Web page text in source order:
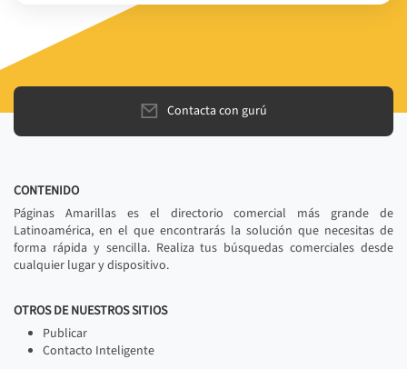
Contacta con gurú
CONTENIDO
Páginas Amarillas es el directorio comercial más grande de
Latinoamérica, en el que encontrarás la solución que necesitas de
forma rápida y sencilla. Realiza tus búsquedas comerciales desde
cualquier lugar y dispositivo.
OTROS DE NUESTROS SITIOS
Publicar
Contacto Inteligente